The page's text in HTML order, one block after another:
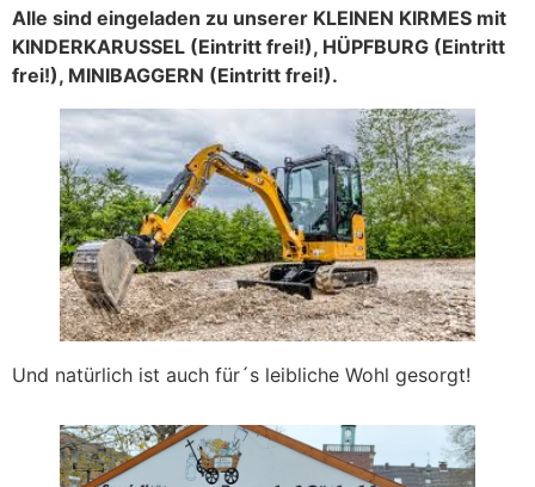
Alle sind eingeladen zu unserer KLEINEN KIRMES mit
KINDERKARUSSEL (Eintritt frei!), HÜPFBURG (Eintritt
frei!), MINIBAGGERN (Eintritt frei!).
Und natürlich ist auch für´s leibliche Wohl gesorgt!